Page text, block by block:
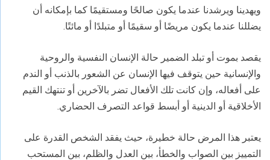
ويهدينا ويرشدنا عندما يكون صالحًا ومستقيمًا كما بإمكانه أن
يضللنا عندما يكون مريضًا أو سقيمًا أو متبلدًا أو مائتًا.
يقصد بموت أو تبلد الضمير حالة الإنسان النفسية والروحية
والإنسانية حين يتوقف فيها الإنسان عن الشعور بالذنب أو الندم
على أفعاله، وإن كانت تلك الأفعال تضر بالآخرين أو تنتهك القيم
الأخلاقية أو الدينية أو أبسط قواعد التصرف الحضاري.
يعتبر هذا المرض حالة خطيرة، حيث يفقد الشخص القدرة على
التمييز بين الصواب والخطأ، بين العدل والظلم، بين المستحب